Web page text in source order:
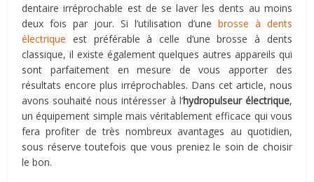
dentaire irréprochable est de se laver les dents au moins
deux fois par jour. Si l’utilisation d’une brosse à dents
électrique est préférable à celle d’une brosse à dents
classique, il existe également quelques autres appareils qui
sont parfaitement en mesure de vous apporter des
résultats encore plus irréprochables. Dans cet article, nous
avons souhaité nous intéresser à l’hydropulseur électrique,
un équipement simple mais véritablement efficace qui vous
fera profiter de très nombreux avantages au quotidien,
sous réserve toutefois que vous preniez le soin de choisir
le bon.